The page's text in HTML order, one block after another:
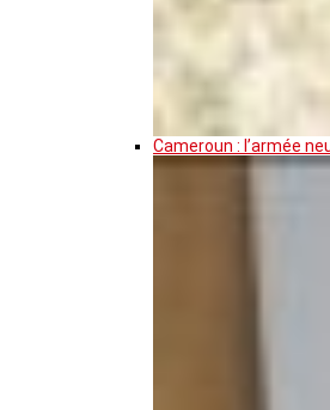
Cameroun : l’armée